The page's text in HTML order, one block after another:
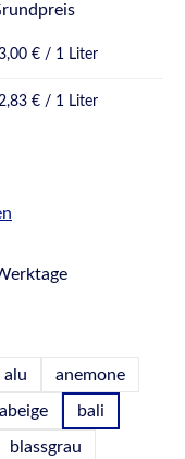
€ / 1 Liter
€ / 1 Liter
alu anemone
bali
blassgrau